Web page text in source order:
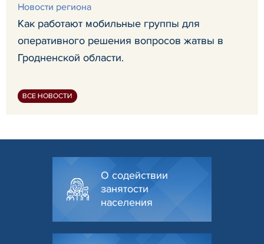
Новости региона
Как работают мобильные группы для
оперативного решения вопросов жатвы в
Гродненской области.
ВСЕ НОВОСТИ
О содействии
занятости
населения